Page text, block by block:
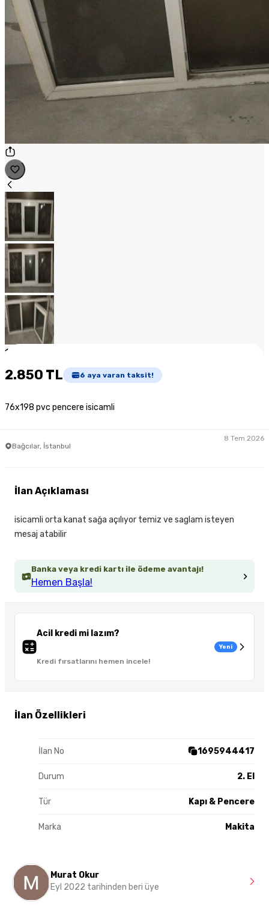
1
2.850 TL 6 aya varan taksit!
76x198 pvc pencere isicamli
Bağcılar, İstanbul
8 Tem 2026
Banka veya kredi kartı ile ödeme avantajı!
Hemen Başla!
Acil kredi mi lazım?
Kredi fırsatlarını hemen incele!
Yeni
İlan Özellikleri
İlan No 1695944417
Durum 2. El
Tür Kapı & Pencere
Marka Makita
İlan Açıklaması
isicamli orta kanat sağa açılıyor temiz ve saglam isteyen
mesaj atabilir
Murat Okur
Eyl 2022 tarihinden beri üye